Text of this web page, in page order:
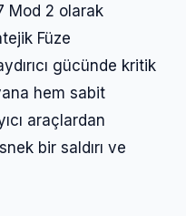
Mod 2 olarak
Füze
gücünde kritik
hem sabit
araçlardan
bir saldırı ve